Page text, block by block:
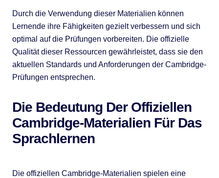
Durch die Verwendung dieser Materialien können
Lernende ihre Fähigkeiten gezielt verbessern und sich
optimal auf die Prüfungen vorbereiten. Die offizielle
Qualität dieser Ressourcen gewährleistet, dass sie den
aktuellen Standards und Anforderungen der Cambridge-
Prüfungen entsprechen.
Die Bedeutung Der Offiziellen
Cambridge-Materialien Für Das
Sprachlernen
Die offiziellen Cambridge-Materialien spielen eine